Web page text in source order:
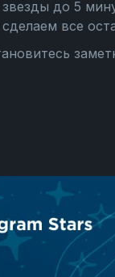
до 5
все